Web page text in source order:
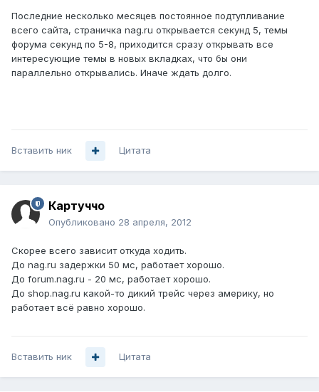
Последние несколько месяцев постоянное подтупливание
всего сайта, страничка nag.ru открывается секунд 5, темы
форума секунд по 5-8, приходится сразу открывать все
интересующие темы в новых вкладках, что бы они
параллельно открывались. Иначе ждать долго.
Вставить ник Цитата
Картуччо
Опубликовано 28 апреля, 2012
Скорее всего зависит откуда ходить.
До nag.ru задержки 50 мс, работает хорошо.
До forum.nag.ru - 20 мс, работает хорошо.
До shop.nag.ru какой-то дикий трейс через америку, но
работает всё равно хорошо.
Вставить ник Цитата